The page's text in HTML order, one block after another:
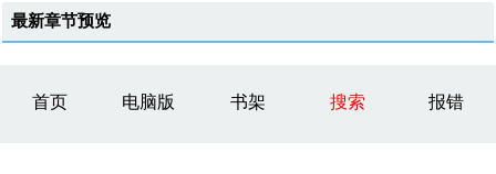
最新章节预览
首页 电脑版 书架 搜索 报错